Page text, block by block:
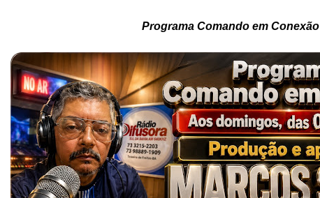
Programa Comando em Conexão